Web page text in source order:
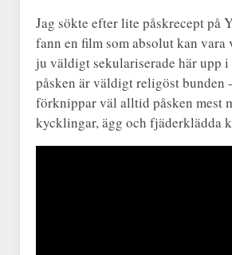
Jag sökte efter lite påskrecept på
fann en film som absolut kan vara
ju väldigt sekulariserade här upp i
påsken är väldigt religöst bunden
förknippar väl alltid påsken mest
kycklingar, ägg och fjäderklädda